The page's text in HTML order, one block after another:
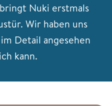
Nuki erstmals
Wir haben uns
Detail angesehen
kann.